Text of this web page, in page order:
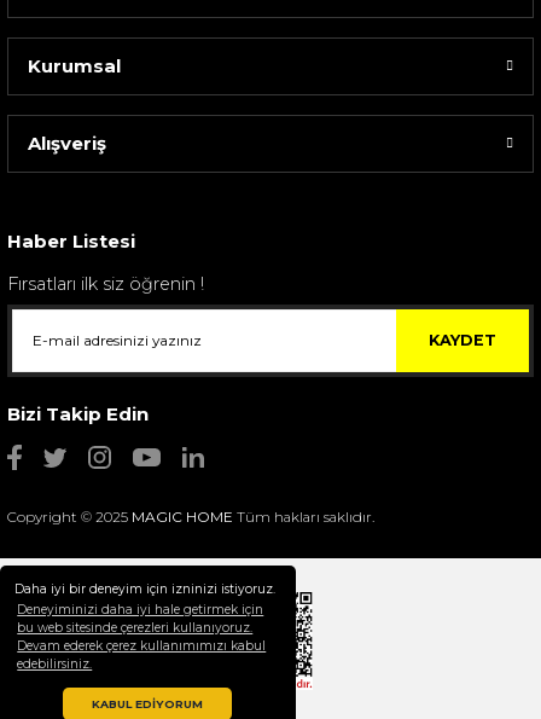
Daha iyi bir deneyim için izninizi istiyoruz.
Deneyiminizi daha iyi hale getirmek için
bu web sitesinde çerezleri kullanıyoruz.
Devam ederek çerez kullanımımızı kabul
edebilirsiniz.
KABUL EDİYORUM
Sarev Elfıda Flanel Nevresim Takımı Çift Kişili...
Selim Dekor Chain 15x20 Çerçeve Vizon
1.595,00 TL
Kurumsal
Alışveriş
Haber Listesi
Fırsatları ilk siz öğrenin !
KAYDET
Bizi Takip Edin
Copyright © 2025 MAGIC HOME Tüm hakları saklıdır.